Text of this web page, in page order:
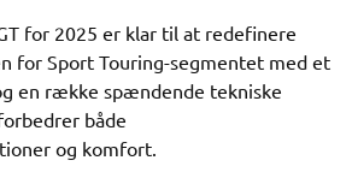
for 2025 er klar til at redefinere
for Sport Touring-segmentet med et
en række spændende tekniske
både
og komfort.